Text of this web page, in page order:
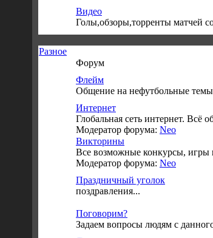
Видео
Голы,обзоры,торренты матчей
Разное
Форум
Флейм
Общение на нефутбольные
Интернет
Глобальная сеть интернет. Всё
Модератор форума: Neo
Викторины
Все возможные конкурсы, игры
Модератор форума: Neo
Праздничный уголок
поздравления...
Поговорим?
Задаем вопросы людям с